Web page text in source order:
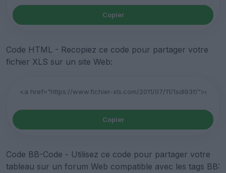
Copier
Code HTML - Recopiez ce code pour partager votre
fichier XLS sur un site Web:
Copier
Code BB-Code - Utilisez ce code pour partager votre
tableau sur un forum Web compatible avec les tags BB: